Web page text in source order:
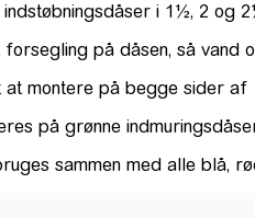
i 1½, 2 og
på dåsen, så vand
montere på begge sider af
på grønne
sammen med alle blå,